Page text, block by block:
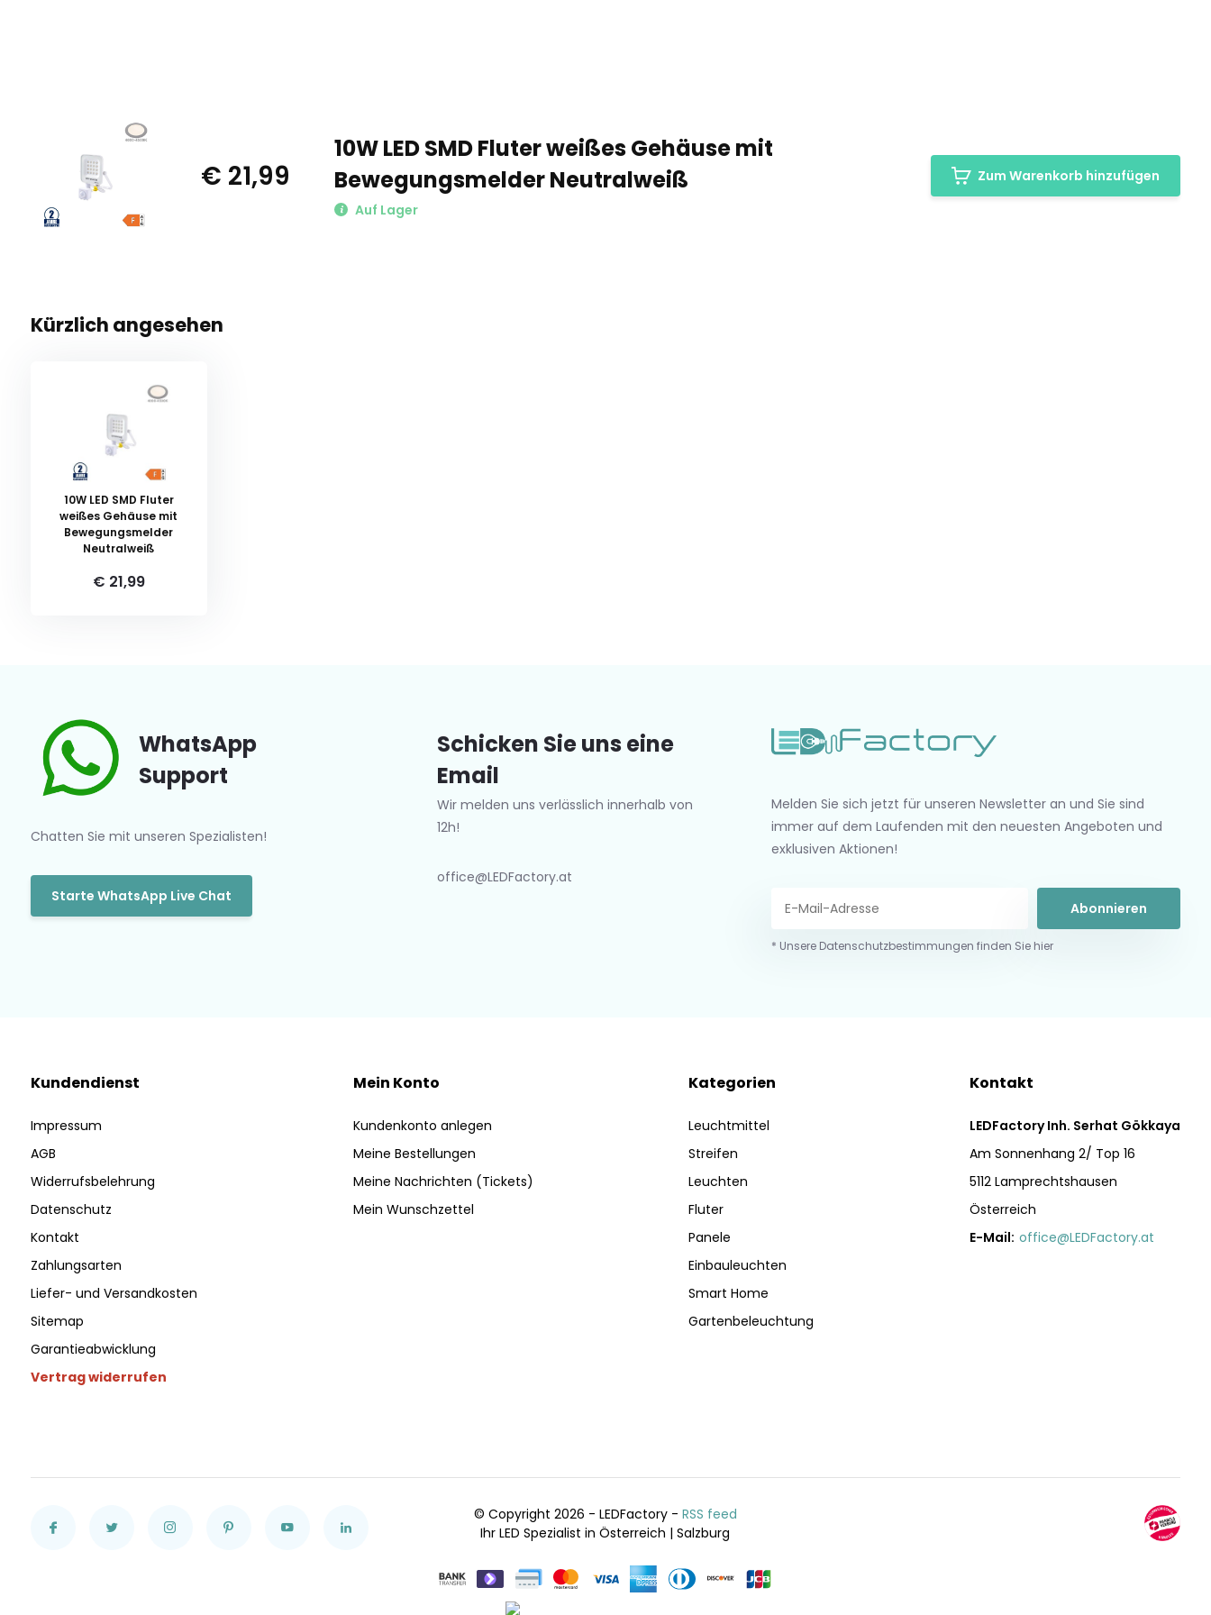
€ 21,99
10W LED SMD Fluter weißes Gehäuse mit
Bewegungsmelder Neutralweiß
Auf Lager
Zum Warenkorb hinzufügen
Kürzlich angesehen
10W LED SMD Fluter
weißes Gehäuse mit
Bewegungsmelder
Neutralweiß
€ 21,99
WhatsApp
Support
Chatten Sie mit unseren Spezialisten!
Starte WhatsApp Live Chat
Schicken Sie uns eine
Email
Wir melden uns verlässlich innerhalb von
12h!
office@LEDFactory.at
Melden Sie sich jetzt für unseren Newsletter an und Sie sind
immer auf dem Laufenden mit den neuesten Angeboten und
exklusiven Aktionen!
Abonnieren
* Unsere Datenschutzbestimmungen finden Sie hier
Kundendienst
Impressum
AGB
Widerrufsbelehrung
Datenschutz
Kontakt
Zahlungsarten
Liefer- und Versandkosten
Sitemap
Garantieabwicklung
Vertrag widerrufen
Mein Konto
Kundenkonto anlegen
Meine Bestellungen
Meine Nachrichten (Tickets)
Mein Wunschzettel
Kategorien
Leuchtmittel
Streifen
Leuchten
Fluter
Panele
Einbauleuchten
Smart Home
Gartenbeleuchtung
Kontakt
LEDFactory Inh. Serhat Gökkaya
Am Sonnenhang 2/ Top 16
5112 Lamprechtshausen
Österreich
E-Mail: office@LEDFactory.at
© Copyright 2026 - LEDFactory - RSS feed
Ihr LED Spezialist in Österreich | Salzburg